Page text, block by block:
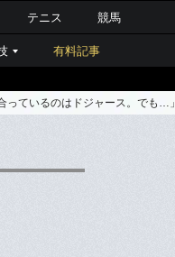
テニス 競馬
有料記事
っているのはドジャース。でも…」